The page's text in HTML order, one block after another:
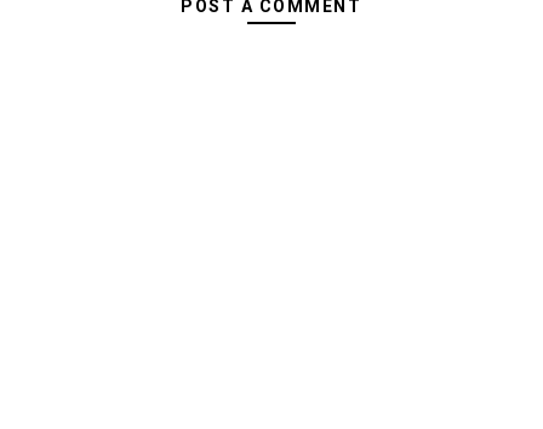
POST A COMMENT